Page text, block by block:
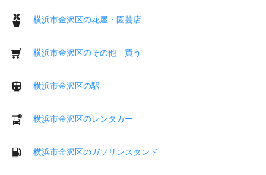
横浜市金沢区の花屋・園芸店
横浜市金沢区のその他 買う
横浜市金沢区の駅
横浜市金沢区のレンタカー
横浜市金沢区のガソリンスタンド